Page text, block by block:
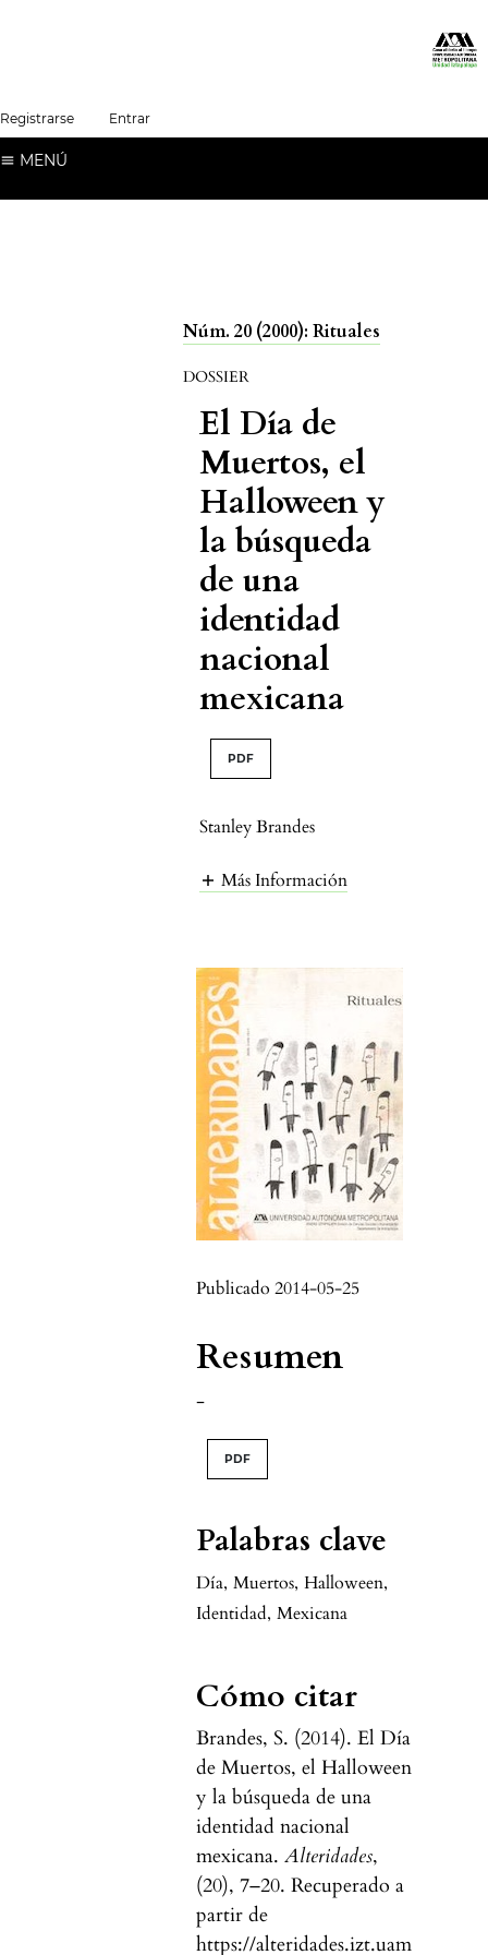
Registrarse Entrar
MENÚ
Núm. 20 (2000): Rituales
DOSSIER
El Día de
Muertos, el
Halloween y
la búsqueda
de una
identidad
nacional
mexicana
PDF
Stanley Brandes
Más Información
Publicado 2014-05-25
Palabras clave
Día, Muertos, Halloween,
Identidad, Mexicana
Cómo citar
Brandes, S. (2014). El Día
de Muertos, el Halloween
y la búsqueda de una
identidad nacional
mexicana. Alteridades,
(20), 7–20. Recuperado a
partir de
https://alteridades.izt.uam
Resumen
-
PDF